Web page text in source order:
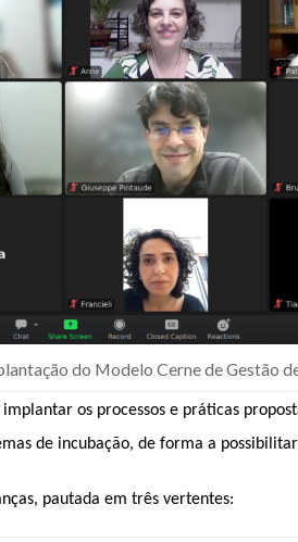
do Modelo Cerne de Gestão
os processos e práticas
de incubação, de forma a
pautada em três vertentes: